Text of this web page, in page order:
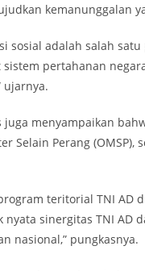
kemanunggalan
sosial adalah salah
pertahanan
ujarnya.
juga menyampaikan
Selain Perang
teritorial TNI AD
nyata sinergitas TNI AD
nasional,” pungkasnya.